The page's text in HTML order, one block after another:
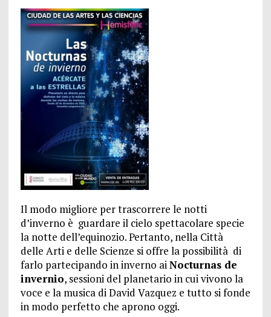
Il modo migliore per trascorrere le notti
d’inverno è guardare il cielo spettacolare specie
la notte dell’equinozio. Pertanto, nella Città
delle Arti e delle Scienze si offre la possibilità di
farlo partecipando in inverno aiNocturnas de
invernio, sessioni del planetario in cui vivono la
voce e la musica di David Vazquez e tutto si fonde
in modo perfetto che aprono oggi.